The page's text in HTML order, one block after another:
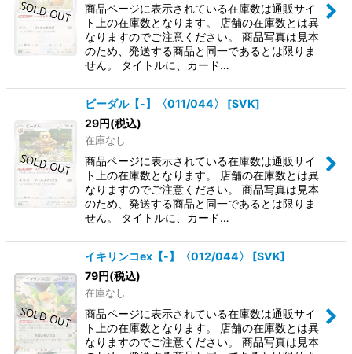
商品ページに表示されている在庫数は通販サイ
ト上の在庫数となります。 店舗の在庫数とは異
なりますのでご注意ください。 商品写真は見本
のため、発送する商品と同一であるとは限りま
せん。 タイトルに、カード…
ビーダル【-】〈011/044〉 [SVK]
29円(税込)
在庫なし
商品ページに表示されている在庫数は通販サイ
ト上の在庫数となります。 店舗の在庫数とは異
なりますのでご注意ください。 商品写真は見本
のため、発送する商品と同一であるとは限りま
せん。 タイトルに、カード…
イキリンコex【-】〈012/044〉 [SVK]
79円(税込)
在庫なし
商品ページに表示されている在庫数は通販サイ
ト上の在庫数となります。 店舗の在庫数とは異
なりますのでご注意ください。 商品写真は見本